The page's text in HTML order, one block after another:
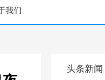
我们
头条新闻